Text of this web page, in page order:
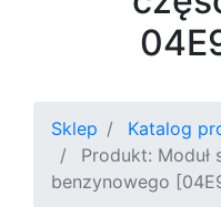
Sklep
Katalog
Produkt: Moduł
benzynowego